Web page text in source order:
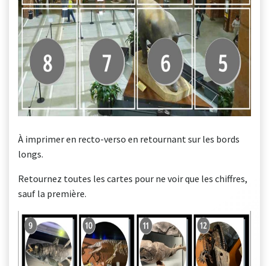
À imprimer en recto-verso en retournant sur les bords
longs.
Retournez toutes les cartes pour ne voir que les chiffres,
sauf la première.